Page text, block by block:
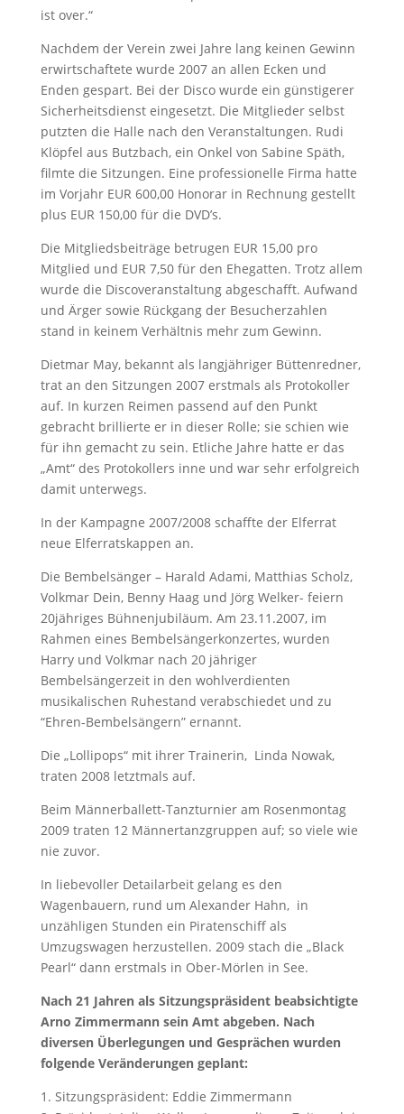
ist over.“
Nachdem der Verein zwei Jahre lang keinen Gewinn
erwirtschaftete wurde 2007 an allen Ecken und
Enden gespart. Bei der Disco wurde ein günstigerer
Sicherheitsdienst eingesetzt. Die Mitglieder selbst
putzten die Halle nach den Veranstaltungen. Rudi
Klöpfel aus Butzbach, ein Onkel von Sabine Späth,
filmte die Sitzungen. Eine professionelle Firma hatte
im Vorjahr EUR 600,00 Honorar in Rechnung gestellt
plus EUR 150,00 für die DVD’s.
Die Mitgliedsbeiträge betrugen EUR 15,00 pro
Mitglied und EUR 7,50 für den Ehegatten. Trotz allem
wurde die Discoveranstaltung abgeschafft. Aufwand
und Ärger sowie Rückgang der Besucherzahlen
stand in keinem Verhältnis mehr zum Gewinn.
Dietmar May, bekannt als langjähriger Büttenredner,
trat an den Sitzungen 2007 erstmals als Protokoller
auf. In kurzen Reimen passend auf den Punkt
gebracht brillierte er in dieser Rolle; sie schien wie
für ihn gemacht zu sein. Etliche Jahre hatte er das
„Amt“ des Protokollers inne und war sehr erfolgreich
damit unterwegs.
In der Kampagne 2007/2008 schaffte der Elferrat
neue Elferratskappen an.
Die Bembelsänger – Harald Adami, Matthias Scholz,
Volkmar Dein, Benny Haag und Jörg Welker- feiern
20jähriges Bühnenjubiläum. Am 23.11.2007, im
Rahmen eines Bembelsängerkonzertes, wurden
Harry und Volkmar nach 20 jähriger
Bembelsängerzeit in den wohlverdienten
musikalischen Ruhestand verabschiedet und zu
“Ehren-Bembelsängern” ernannt.
Die „Lollipops“ mit ihrer Trainerin, Linda Nowak,
traten 2008 letztmals auf.
Beim Männerballett-Tanzturnier am Rosenmontag
2009 traten 12 Männertanzgruppen auf; so viele wie
nie zuvor.
In liebevoller Detailarbeit gelang es den
Wagenbauern, rund um Alexander Hahn, in
unzähligen Stunden ein Piratenschiff als
Umzugswagen herzustellen. 2009 stach die „Black
Pearl“ dann erstmals in Ober-Mörlen in See.
Nach 21 Jahren als Sitzungspräsident beabsichtigte
Arno Zimmermann sein Amt abgeben. Nach
diversen Überlegungen und Gesprächen wurden
folgende Veränderungen geplant:
1. Sitzungspräsident: Eddie Zimmermann